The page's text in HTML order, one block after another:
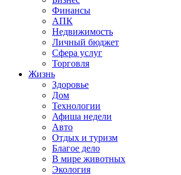
Финансы
АПК
Недвижимость
Личный бюджет
Сфера услуг
Торговля
Жизнь
Здоровье
Дом
Технологии
Афиша недели
Авто
Отдых и туризм
Благое дело
В мире животных
Экология